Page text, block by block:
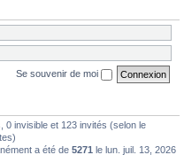
Se souvenir de moi
0 invisible et 123 invités (selon le
a été de 5271 le lun. juil. 13, 2026